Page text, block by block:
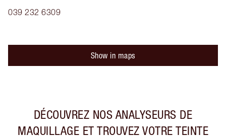
039 232 6309
Show in maps
DÉCOUVREZ NOS ANALYSEURS DE
MAQUILLAGE ET TROUVEZ VOTRE TEINTE